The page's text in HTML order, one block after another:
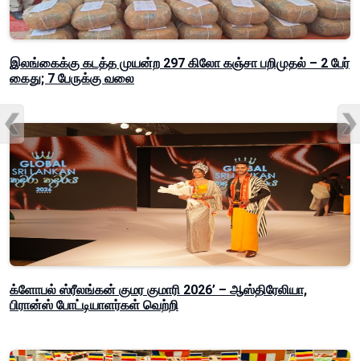
இலங்கைக்கு கடத்த முயன்ற 297 கிலோ கஞ்சா பறிமுதல் – 2 பேர்
கைது; 7 பேருக்கு வலை
க்ளோபல் ஸ்ரீலங்கன் குமர குமாரி 2026’ – ஆஸ்திரேலியா,
பிரான்ஸ் போட்டியாளர்கள் வெற்றி